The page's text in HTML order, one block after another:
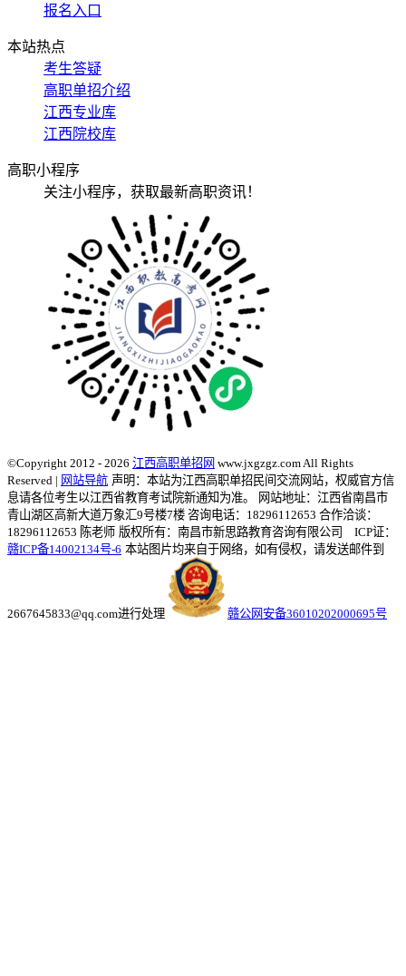
报名入口
本站热点
考生答疑
高职单招介绍
江西专业库
江西院校库
高职小程序
关注小程序，获取最新高职资讯！
©Copyright 2012 - 2026 江西高职单招网 www.jxgzgz.com All Rights
Reserved | 网站导航 声明：本站为江西高职单招民间交流网站，权威官方信
息请各位考生以江西省教育考试院新通知为准。
网站地址：江西省南昌市
青山湖区高新大道万象汇9号楼7楼 咨询电话：18296112653 合作洽谈：
18296112653 陈老师 版权所有：南昌市新思路教育咨询有限公司 ICP证：
赣ICP备14002134号-6 本站图片均来自于网络，如有侵权，请发送邮件到
2667645833@qq.com进行处理 赣公网安备36010202000695号